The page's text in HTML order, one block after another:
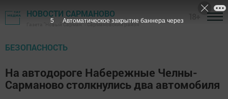
НОВОСТИ САРМАНОВО
Газета "Новый Сарман" - Сармановский район
БЕЗОПАСНОСТЬ
На автодороге Набережные Челны-
Сарманово столкнулись два автомобиля
5 Автоматическое закрытие баннера через